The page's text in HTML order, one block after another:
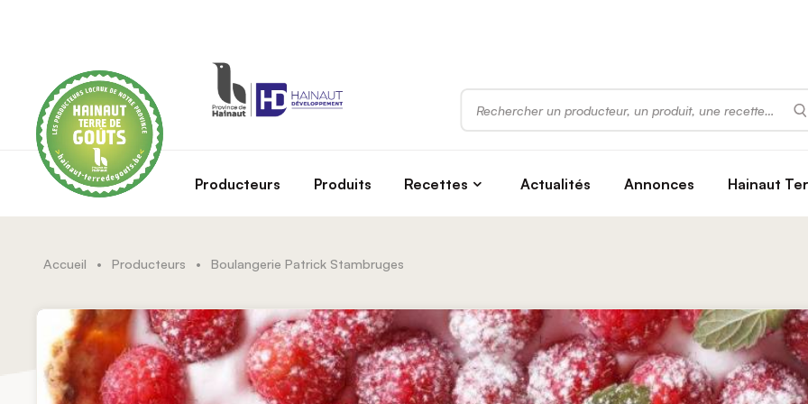
Rechercher
Producteurs Produits Recettes Actualités Annonces Hainaut
Accueil • Producteurs • Boulangerie Patrick Stambruges